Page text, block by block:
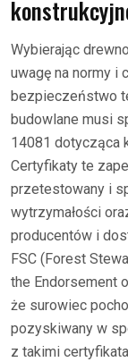
Wybierając
uwagę na normy i
bezpieczeństwo
budowlane musi
14081 dotycząca
Certyfikaty te
przetestowany i
wytrzymałości
producentów i
FSC (Forest
the Endorsement
że surowiec
pozyskiwany w
z takimi